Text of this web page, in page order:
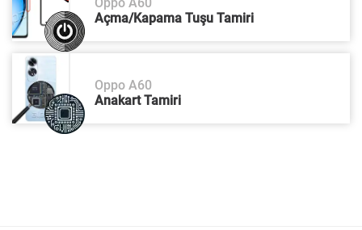
Açma/Kapama Tuşu Tamiri
Oppo A60
Anakart Tamiri